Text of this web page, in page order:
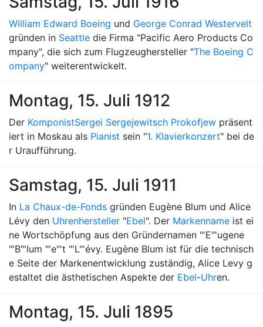
William Edward Boeing und George Conrad Westervelt
gründen in Seattle die Firma "Pacific Aero Products Co
mpany", die sich zum Flugzeughersteller "The Boeing C
ompany" weiterentwickelt.
Montag, 15. Juli 1912
Der KomponistSergei Sergejewitsch Prokofjew präsent
iert in Moskau als Pianist sein "1. Klavierkonzert" bei de
r Uraufführung.
Samstag, 15. Juli 1911
In La Chaux-de-Fonds gründen Eugène Blum und Alice
Lévy den Uhrenhersteller "Ebel". Der Markenname ist ei
ne Wortschöpfung aus den Gründernamen "'E"'ugene
"'B"'lum "'e"'t "'L"'évy. Eugène Blum ist für die technisch
e Seite der Markenentwicklung zuständig, Alice Levy g
estaltet die ästhetischen Aspekte der Ebel-Uhren.
Montag, 15. Juli 1895